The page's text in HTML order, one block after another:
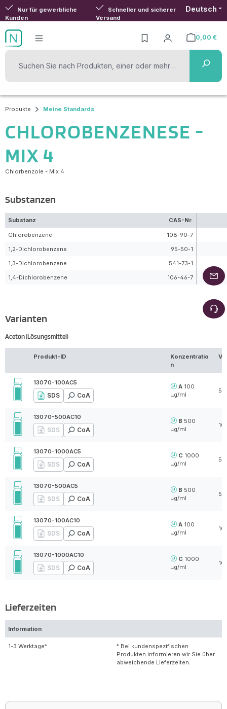
Zum Hauptinhalt springen
Nur für gewerbliche
Kunden
Schneller und sicherer
Versand
Deutsch
0,00 €
Warenkorb
Produkte Meine Standards
CHLOROBENZENESE -
MIX 4
Chlorbenzole - Mix 4
Substanzen
Substanz CAS-Nr.
Chlorobenzene
108-90-7
1,2-Dichlorobenzene
95-50-1
1,3-Dichlorobenzene
541-73-1
1,4-Dichlorobenzene
106-46-7
Varianten
Aceton (Lösungsmittel)
Produkt-ID
Konzentratio
n
13070-100AC5
SDS CoA
A 100
µg/ml
5
13070-500AC10
SDS CoA
B 500
µg/ml
10
13070-1000AC5
SDS CoA
C 1000
µg/ml
5
13070-500AC5
SDS CoA
B 500
µg/ml
5
13070-100AC10
SDS CoA
A 100
µg/ml
10
13070-1000AC10
SDS CoA
C 1000
µg/ml
10
Lieferzeiten
Information
1-3 Werktage*
* Bei kundenspezifischen
Produkten informieren wir Sie über
abweichende Lieferzeiten.